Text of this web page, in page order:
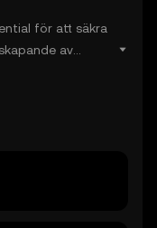
för att säkra
av
kan enkelt
säkerhet